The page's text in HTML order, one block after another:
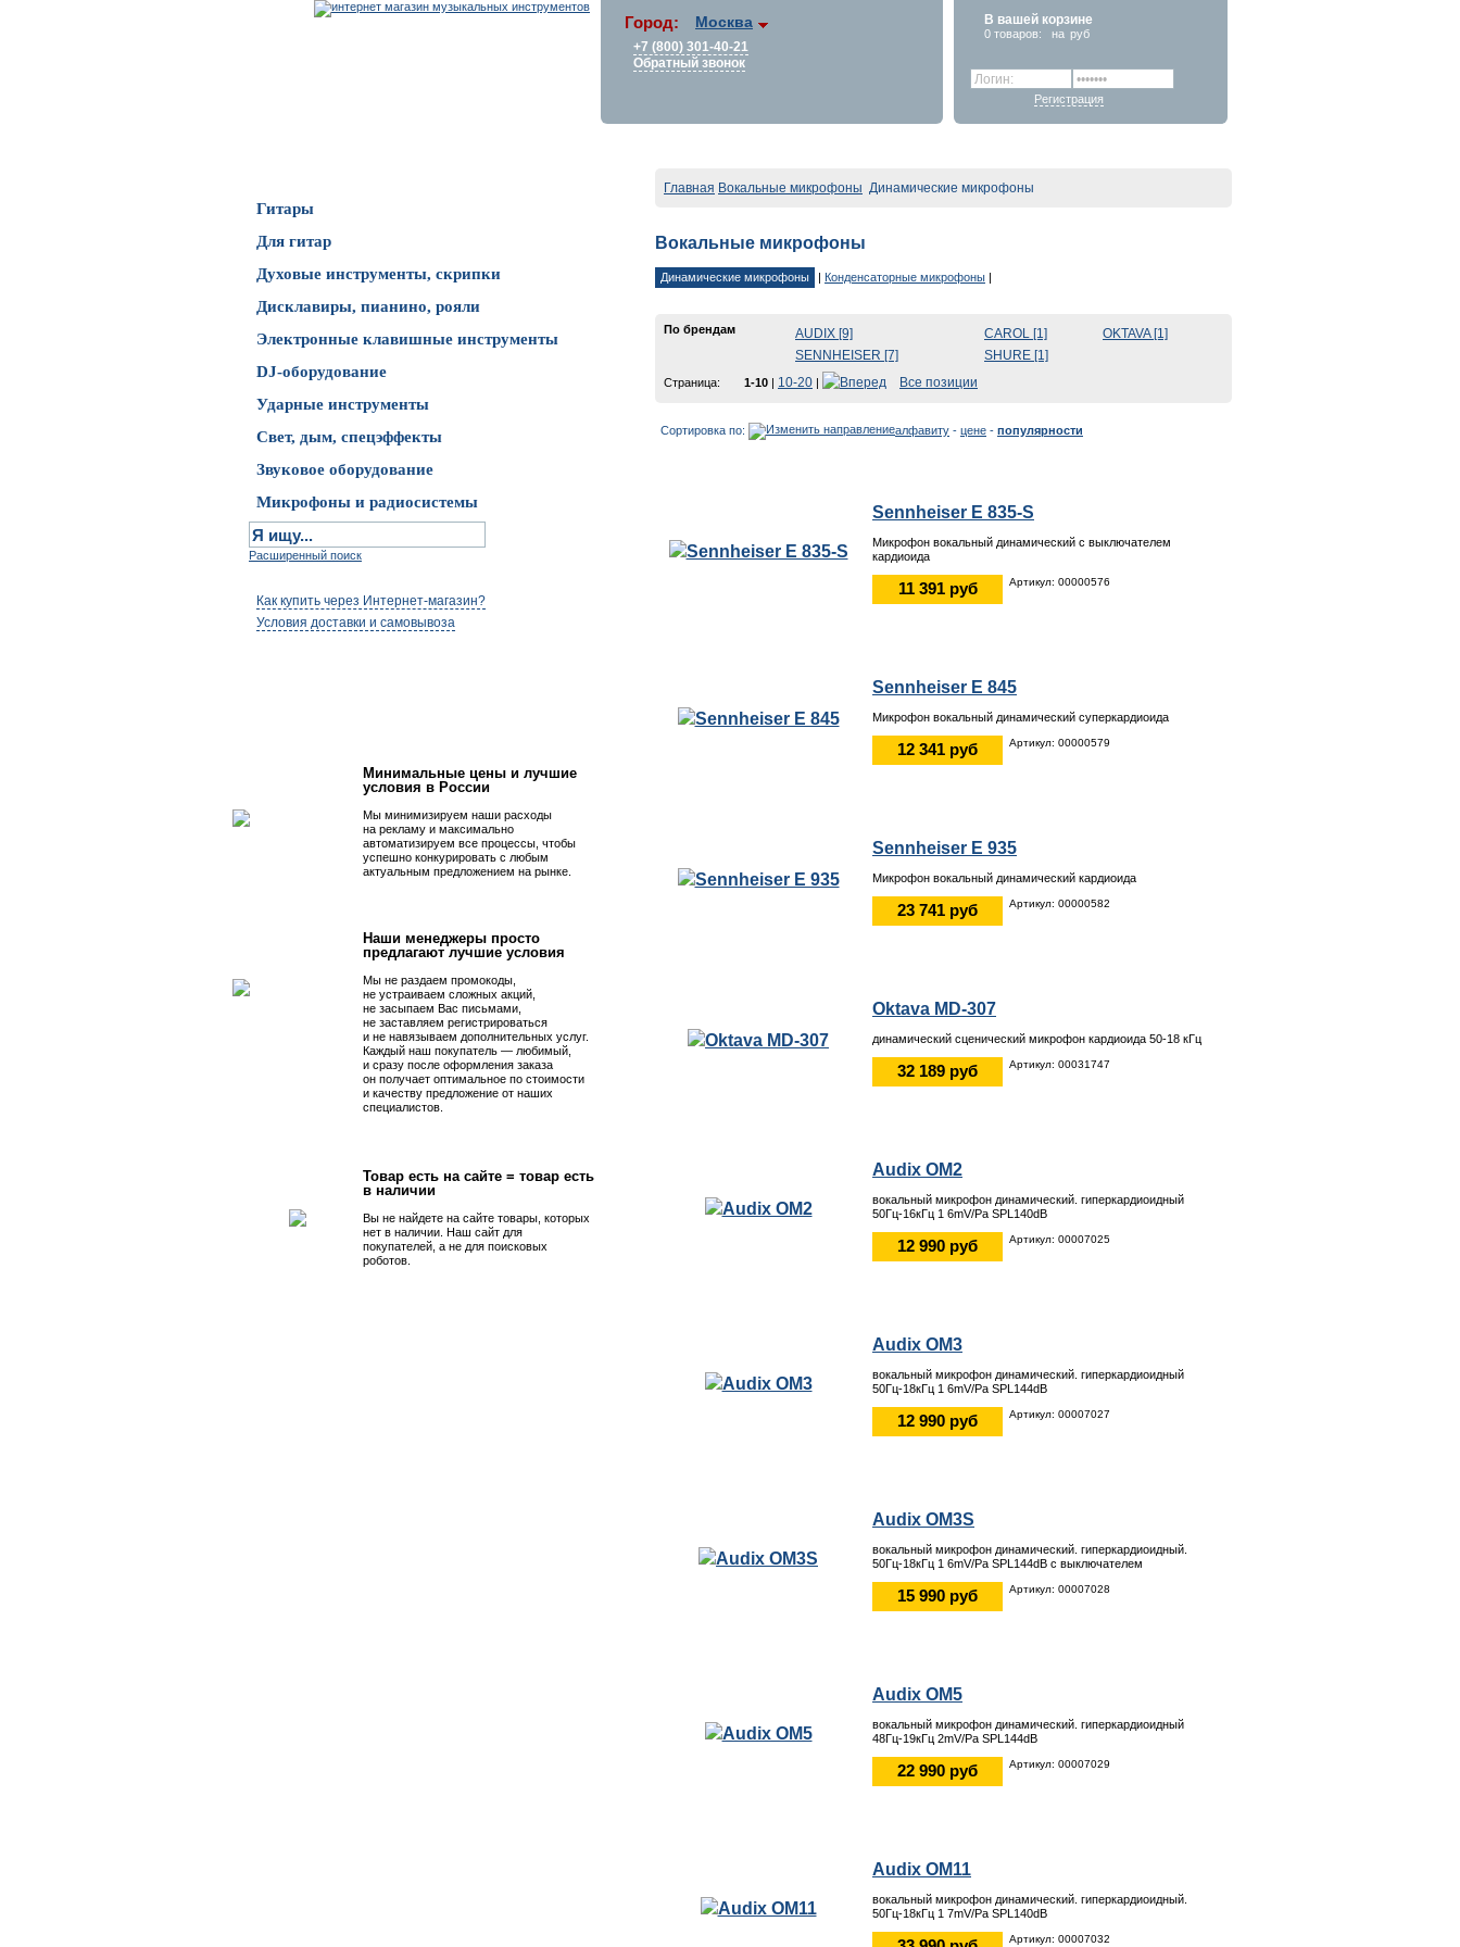
Город: Москва
+7 (800) 301-40-21
Обратный звонок
В вашей корзине
0 товаров: на руб
Регистрация
Гитары
Для гитар
Духовые инструменты, скрипки
Дисклавиры, пианино, рояли
Электронные клавишные инструменты
DJ-оборудование
Ударные инструменты
Свет, дым, спецэффекты
Звуковое оборудование
Микрофоны и радиосистемы
Расширенный поиск
Как купить через Интернет-магазин?
Условия доставки и самовывоза
Минимальные цены и лучшие
условия в России
Мы минимизируем наши расходы
на рекламу и максимально
автоматизируем все процессы, чтобы
успешно конкурировать с любым
актуальным предложением на рынке.
Наши менеджеры просто
предлагают лучшие условия
Мы не раздаем промокоды,
не устраиваем сложных акций,
не засыпаем Вас письмами,
не заставляем регистрироваться
и не навязываем дополнительных услуг.
Каждый наш покупатель — любимый,
и сразу после оформления заказа
он получает оптимальное по стоимости
и качеству предложение от наших
специалистов.
Товар есть на сайте = товар есть
в наличии
Вы не найдете на сайте товары, которых
нет в наличии. Наш сайт для
покупателей, а не для поисковых
роботов.
Главная Вокальные микрофоны Динамические микрофоны
Вокальные микрофоны
Динамические микрофоны | Конденсаторные микрофоны |
По брендам AUDIX [9] CAROL [1]
OKTAVA [1]
SENNHEISER [7]
SHURE [1]
Страница: 1-10 | 10-20 | Все позиции
Сортировка по: алфавиту - цене - популярности
Sennheiser E 835-S
Микрофон вокальный динамический с выключателем
кардиоида
11 391 руб Артикул: 00000576
Sennheiser E 845
Микрофон вокальный динамический суперкардиоида
12 341 руб Артикул: 00000579
Sennheiser E 935
Микрофон вокальный динамический кардиоида
23 741 руб Артикул: 00000582
Oktava MD-307
динамический сценический микрофон кардиоида 50-18 кГц
32 189 руб Артикул: 00031747
Audix OM2
вокальный микрофон динамический. гиперкардиоидный
50Гц-16кГц 1 6mV/Pa SPL140dB
12 990 руб Артикул: 00007025
Audix OM3
вокальный микрофон динамический. гиперкардиоидный
50Гц-18кГц 1 6mV/Pa SPL144dB
12 990 руб Артикул: 00007027
Audix OM3S
вокальный микрофон динамический. гиперкардиоидный.
50Гц-18кГц 1 6mV/Pa SPL144dB с выключателем
15 990 руб Артикул: 00007028
Audix OM5
вокальный микрофон динамический. гиперкардиоидный
48Гц-19кГц 2mV/Pa SPL144dB
22 990 руб Артикул: 00007029
Audix OM11
вокальный микрофон динамический. гиперкардиоидный.
50Гц-18кГц 1 7mV/Pa SPL140dB
Артикул: 00007032